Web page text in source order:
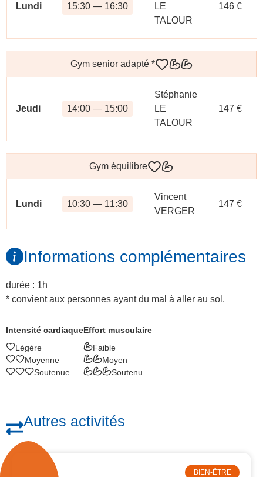
Lundi 15:30 — 16:30
LE
TALOUR
146 €
Gym senior adapté *
Jeudi 14:00 — 15:00
Stéphanie
LE
TALOUR
147 €
Gym équilibre
Lundi 10:30 — 11:30
Vincent
VERGER
147 €
Informations complémentaires
durée : 1h
* convient aux personnes ayant du mal à aller au sol.
Intensité cardiaque
Légère
Moyenne
Soutenue
Effort musculaire
Faible
Moyen
Soutenu
Autres activités
BIEN-ÊTRE